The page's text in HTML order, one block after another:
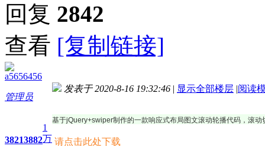
回复 2842
查看 [复制链接]
a5656456
管理员
38213882
1
万
发表于 2020-8-16 19:32:46 | 显示全部楼层 |阅读
基于jQuery+swiper制作的一款响应式布局图文滚动轮播代码，滚
请点击此处下载